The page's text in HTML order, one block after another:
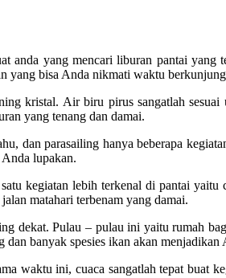
yang mencari liburan pantai yang
yang bisa Anda nikmati waktu
kristal. Air biru pirus sangatlah
yang tenang dan damai.
dan parasailing hanya beberapa
lupakan.
kegiatan lebih terkenal di pantai yaitu
matahari terbenam yang damai.
dekat. Pulau – pulau ini yaitu rumah
banyak spesies ikan akan menjadikan
waktu ini, cuaca sangatlah tepat buat